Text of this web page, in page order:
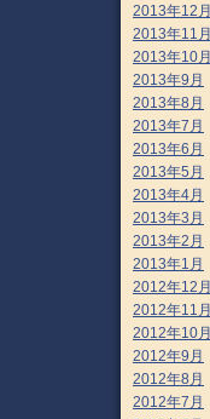
2013年12月
2013年11月
2013年10月
2013年9月
2013年8月
2013年7月
2013年6月
2013年5月
2013年4月
2013年3月
2013年2月
2013年1月
2012年12月
2012年11月
2012年10月
2012年9月
2012年8月
2012年7月